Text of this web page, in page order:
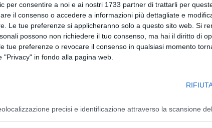
per consentire a noi e ai nostri 1733 partner di trattarli per
il consenso o accedere a informazioni più dettagliate e
Le tue preferenze si applicheranno solo a questo sito web. Si
possono non richiedere il tuo consenso, ma hai il diritto di
tue preferenze o revocare il consenso in qualsiasi momento
"Privacy" in fondo alla pagina web.
precisi e identificazione attraverso la scansione
e sarà disposta l’autopsia per cercare di capire se, come
di giudizio per un caso si stalking nei confronti della sua ex
e posto ai domiciliari. L’anno scorso, però, era evaso e per
cautelare, con il carcere.